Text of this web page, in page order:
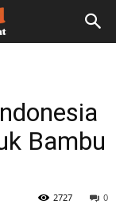
Bambu
0
2727